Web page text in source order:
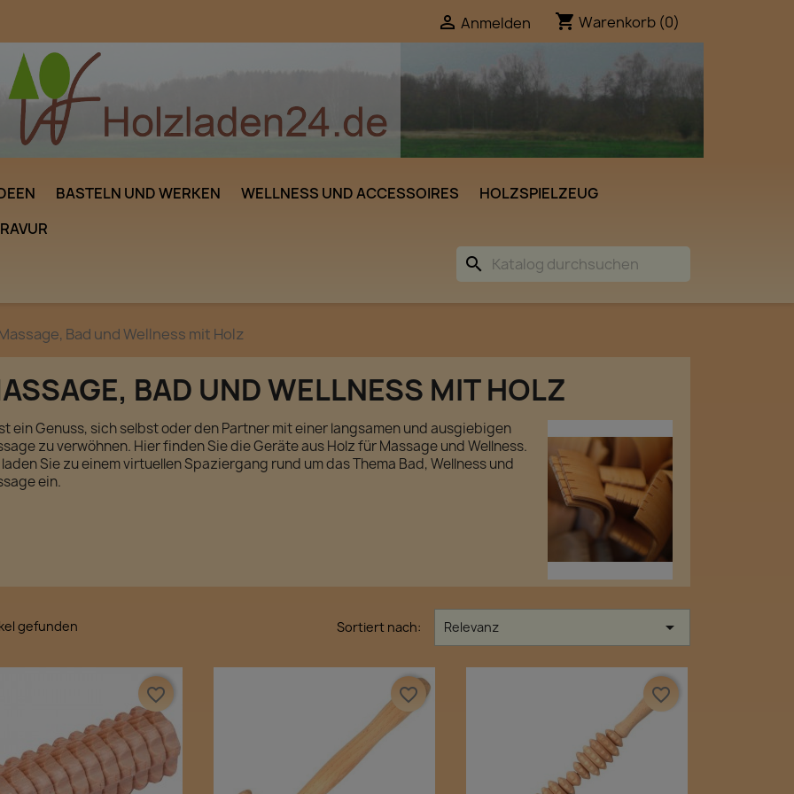
 Anmelden shopping_cart Warenkorb (0)
BASTELN UND WERKEN WELLNESS UND ACCESSOIRES
HOLZSPIELZEUG
search
Bad und Wellness mit Holz
BAD UND WELLNESS MIT HOLZ
ein Genuss, sich selbst oder den Partner mit einer langsamen und ausgiebigen
zu verwöhnen. Hier finden Sie die Geräte aus Holz für Massage und Wellness.
Sie zu einem virtuellen Spaziergang rund um das Thema Bad, Wellness und
ein.
gefunden Sortiert nach: Relevanz 
favorite_border favorite_border favorite_border